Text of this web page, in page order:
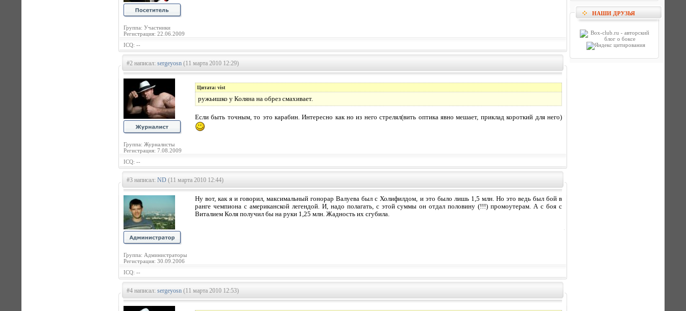
Группа: Участники
Регистрация: 22.06.2009
ICQ: --
#2 написал: sergeyosn (11 марта 2010 12:29)
Группа: Журналисты
Регистрация: 7.08.2009
Цитата: vist
ружьишко у Коляна на обрез смахивает.
Если быть точным, то это карабин. Интересно как но из него стрелял(вить оптика явно мешает, приклад короткий для него)
ICQ: --
#3 написал: ND (11 марта 2010 12:44)
Группа: Администраторы
Регистрация: 30.09.2006
Ну вот, как я и говорил, максимальный гонорар Валуева был с Холифилдом, и это было лишь 1,5 млн. Но это ведь был бой в
ранге чемпиона с американской легендой. И, надо полагать, с этой суммы он отдал половину (!!!) промоутерам. А с боя с
Виталием Коля получил бы на руки 1,25 млн. Жадность их сгубила.
ICQ: --
#4 написал: sergeyosn (11 марта 2010 12:53)
НАШИ ДРУЗЬЯ